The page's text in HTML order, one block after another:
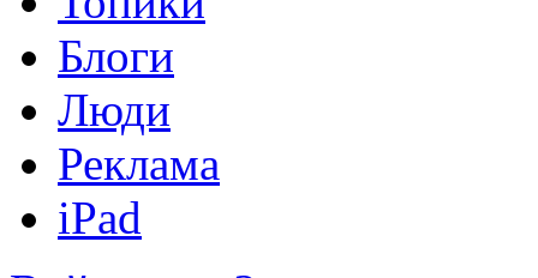
Блоги
Люди
Реклама
iPad